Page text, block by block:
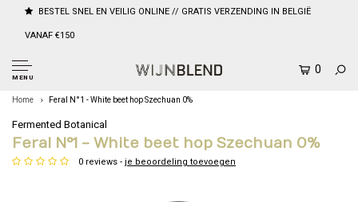
BESTEL SNEL EN VEILIG ONLINE // GRATIS VERZENDING IN BELGIË
VANAF €150
MENU
0
Home Feral N°1 - White beet hop Szechuan 0%
Fermented Botanical
Feral N°1 - White beet hop Szechuan 0%
0 reviews - je beoordeling toevoegen